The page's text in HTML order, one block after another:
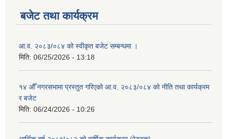
बजेट तथा कार्यक्रम
आ.व. २०८३/०८४ को स्वीकृत बजेट सम्बन्धमा ।
मिति: 06/25/2026 - 13:18
१४ औँ नगरसभामा प्रस्तुत गरिएको आ.व. २०८३/०८४ को नीति तथा कार्यक्रम
र बजेट
मिति: 06/24/2026 - 10:26